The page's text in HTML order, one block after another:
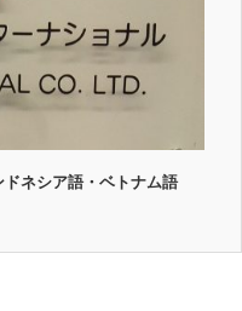
ドネシア語・ベトナム語